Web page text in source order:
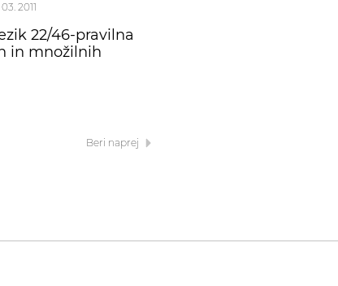
2011
22/46-pravilna
in množilnih
Beri naprej